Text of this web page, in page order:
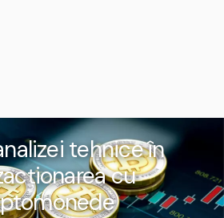
tehnice în
cu